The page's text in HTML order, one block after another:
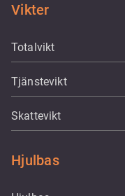
Vikter
Totalvikt
Tjänstevikt
Skattevikt
Hjulbas